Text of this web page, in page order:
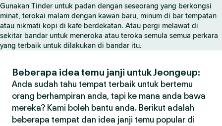
n
d
e
r
Gunakan Tinder untuk padan dengan seseorang yang berkongsi
minat, terokai malam dengan kawan baru, minum di bar tempatan
atau nikmati kopi di kafe berdekatan. Atau pergi melawat di
sekitar bandar untuk meneroka atau teroka semula semua perkara
yang terbaik untuk dilakukan di bandar itu.
Beberapa idea temu janji untuk Jeongeup:
Anda sudah tahu tempat terbaik untuk bertemu
orang berhampiran anda, tapi ke mana anda bawa
mereka? Kami boleh bantu anda. Berikut adalah
beberapa tempat dan idea janji temu popular di